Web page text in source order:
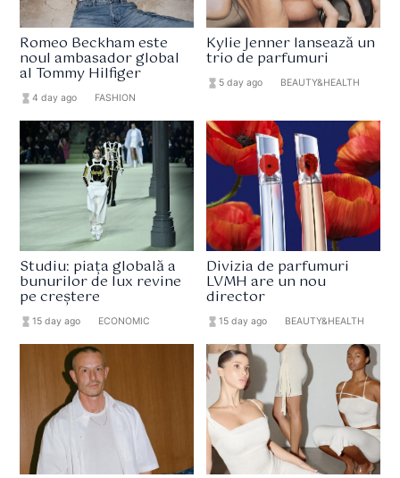
Romeo Beckham este
noul ambasador global
al Tommy Hilfiger
hourglass_full4 day ago FASHION
Kylie Jenner lansează un
trio de parfumuri
hourglass_full 5 day ago BEAUTY&HEALTH
Studiu: piața globală a
bunurilor de lux revine
pe creștere
hourglass_full15 day ago ECONOMIC
Divizia de parfumuri
LVMH are un nou
director
hourglass_full 15 day ago BEAUTY&HEALTH